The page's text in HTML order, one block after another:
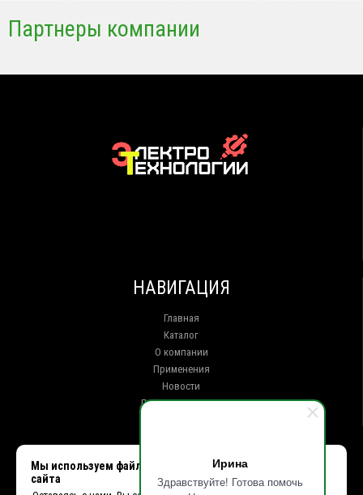
Ирина
Здравствуйте! Готова помочь
Партнеры компании
НАВИГАЦИЯ
Главная
Каталог
О компании
Применения
Новости
Доставка и оплата
г. Иркутск ул. Клары Цеткин, 16, офис 15
Мы используем файлы cookie, чтобы улучшить работу
сайта